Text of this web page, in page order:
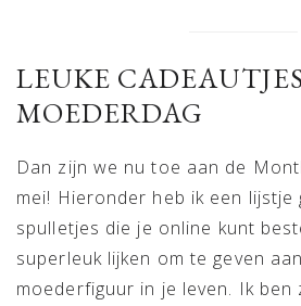
LEUKE
MOEDERDAG
Dan zijn we nu toe aan de
mei! Hieronder heb ik een lijstje
spulletjes die je online kunt
superleuk lijken om te geven
moederfiguur in je leven. Ik ben